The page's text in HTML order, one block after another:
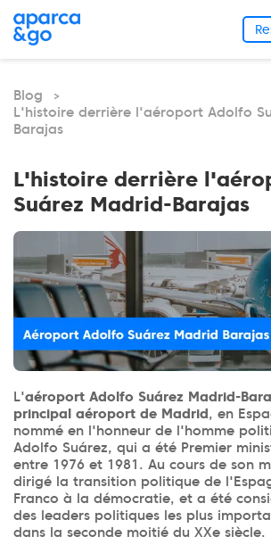
Blog >
L'histoire derrière l'aéroport Adolfo
Barajas
L'histoire derrière
Suárez Madrid-Barajas
L'aéroport Adolfo Suárez Madrid-
principal aéroport de Madrid, en
nommé en l'honneur de l'homme
Adolfo Suárez, qui a été Premier
entre 1976 et 1981. Au cours de son
dirigé la transition politique de
Franco à la démocratie, et a été
des leaders politiques les plus
dans la seconde moitié du XXe siècle.